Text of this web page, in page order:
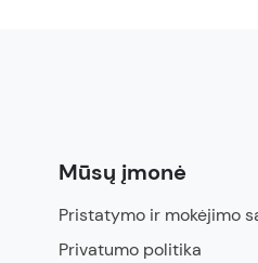
Mūsų įmonė
Pristatymo ir mokėjimo
Privatumo politika